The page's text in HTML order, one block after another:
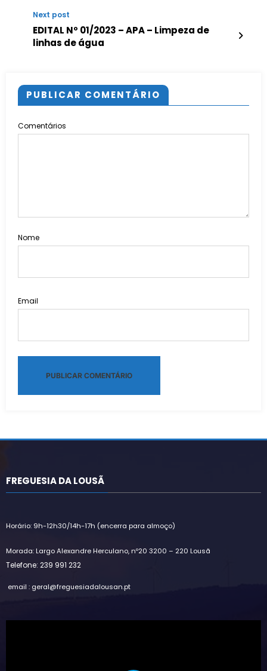
Next post
EDITAL Nº 01/2023 – APA – Limpeza de
linhas de água
PUBLICAR COMENTÁRIO
Comentários
Nome
Email
FREGUESIA DA LOUSÃ
Horário: 9h-12h30/14h-17h (encerra para almoço)
Morada: Largo Alexandre Herculano, nº20 3200 – 220 Lousã
Telefone: 239 991 232
email : geral@freguesiadalousan.pt